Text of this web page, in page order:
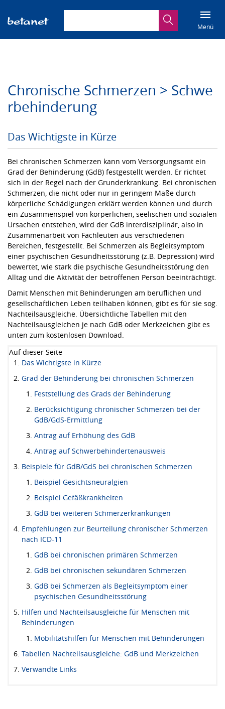
SucheMenü
Chronische Schmerzen > Schwe
rbehinderung
Das Wichtigste in Kürze
Bei chronischen Schmerzen kann vom Versorgungsamt ein
Grad der Behinderung (GdB) festgestellt werden. Er richtet
sich in der Regel nach der Grunderkrankung. Bei chronischen
Schmerzen, die nicht oder nur in geringem Maße durch
körperliche Schädigungen erklärt werden können und durch
ein Zusammenspiel von körperlichen, seelischen und sozialen
Ursachen entstehen, wird der GdB interdisziplinär, also in
Zusammenarbeit von Fachleuten aus verschiedenen
Bereichen, festgestellt. Bei Schmerzen als Begleitsymptom
einer psychischen Gesundheitsstörung (z.B. Depression) wird
bewertet, wie stark die psychische Gesundheitsstörung den
Alltag und die Aktivität der betroffenen Person beeinträchtigt.
Damit Menschen mit Behinderungen am beruflichen und
gesellschaftlichen Leben teilhaben können, gibt es für sie sog.
Nachteilsausgleiche. Übersichtliche Tabellen mit den
Nachteilsausgleichen je nach GdB oder Merkzeichen gibt es
unten zum kostenlosen Download.
Auf dieser Seite
Das Wichtigste in Kürze
Grad der Behinderung bei chronischen Schmerzen
Feststellung des Grads der Behinderung
Berücksichtigung chronischer Schmerzen bei der
GdB/GdS-Ermittlung
Antrag auf Erhöhung des GdB
Antrag auf Schwerbehindertenausweis
Beispiele für GdB/GdS bei chronischen Schmerzen
Beispiel Gesichtsneuralgien
Beispiel Gefäßkrankheiten
GdB bei weiteren Schmerzerkrankungen
Empfehlungen zur Beurteilung chronischer Schmerzen
nach ICD-11
GdB bei chronischen primären Schmerzen
GdB bei chronischen sekundären Schmerzen
GdB bei Schmerzen als Begleitsymptom einer
psychischen Gesundheitsstörung
Hilfen und Nachteilsausgleiche für Menschen mit
Behinderungen
Mobilitätshilfen für Menschen mit Behinderungen
Tabellen Nachteilsausgleiche: GdB und Merkzeichen
Verwandte Links